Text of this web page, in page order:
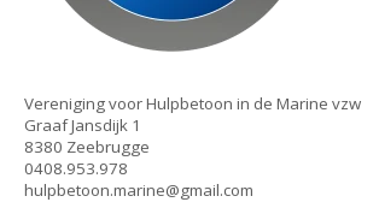
Vereniging voor Hulpbetoon in de Marine vzw
Graaf Jansdijk 1
8380 Zeebrugge
0408.953.978
hulpbetoon.marine@gmail.com